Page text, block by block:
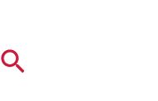
Search